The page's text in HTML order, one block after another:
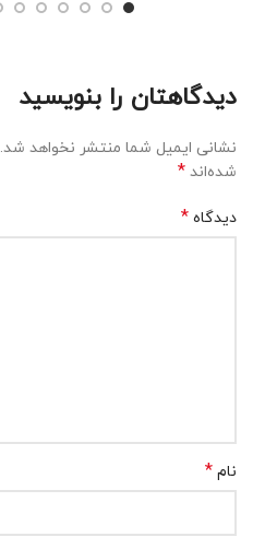
دیدگاهتان را بنویسید
نشانی ایمیل شما منتشر نخواهد شد.
شده‌اند *
دیدگاه *
نام *